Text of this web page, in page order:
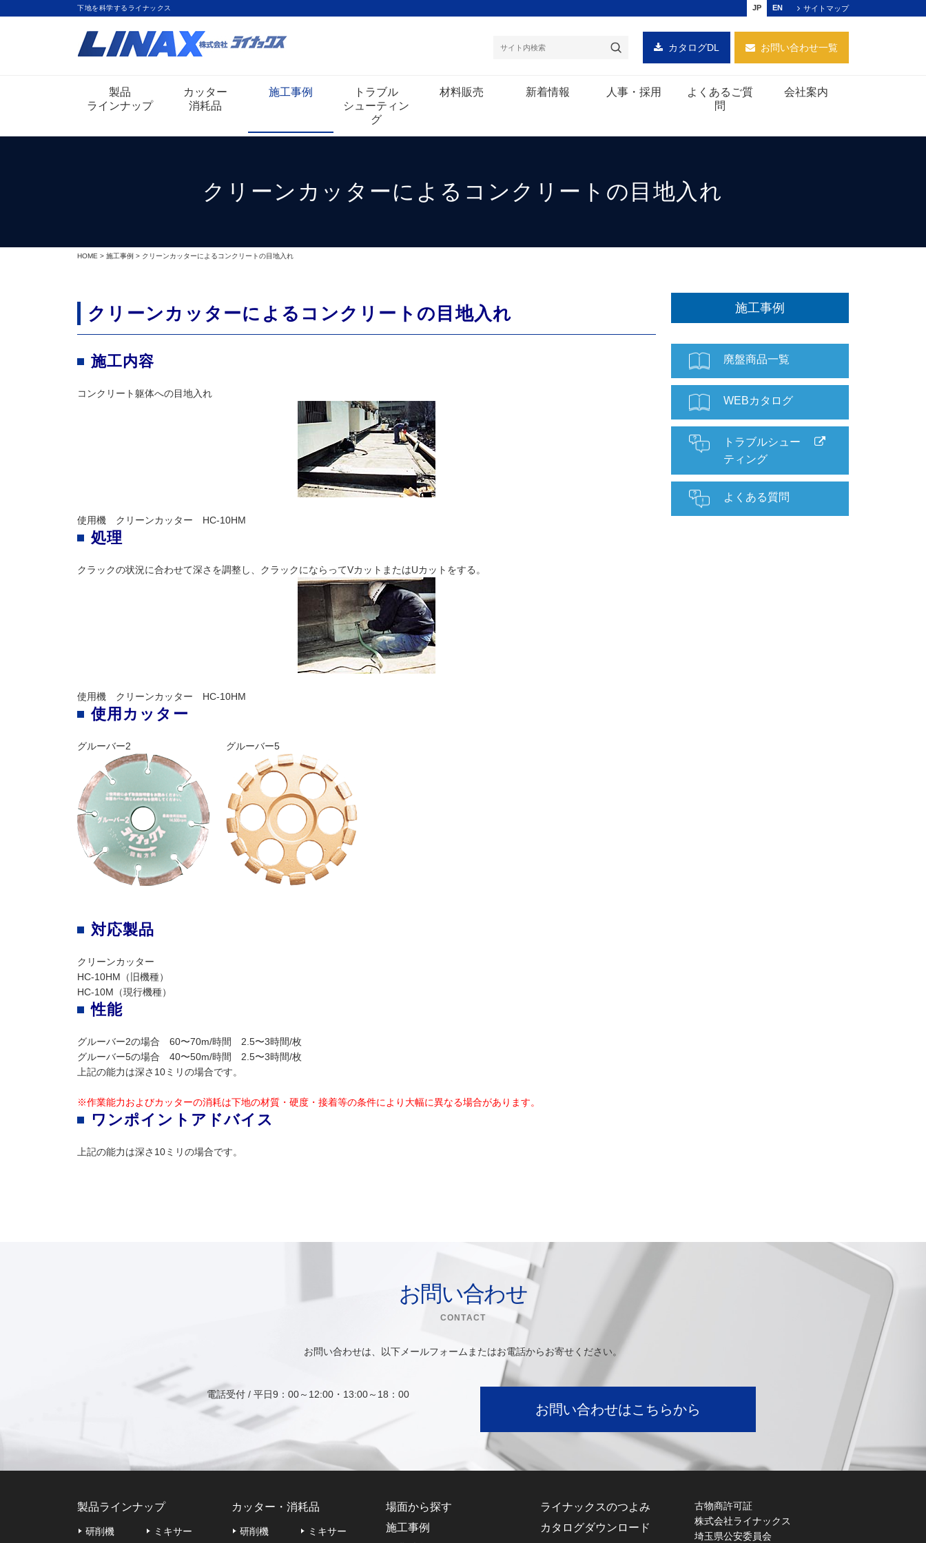
下地を科学するライナックス サイトマップ
JP EN
カタログDL お問い合わせ一覧
製品
ラインナップ
カッター
消耗品
施工事例
トラブル
シューティン
グ
材料販売 新着情報 人事・採用
よくあるご質
問
会社案内
クリーンカッターによるコンクリートの目地入れ
HOME > 施工事例 > クリーンカッターによるコンクリートの目地入れ
クリーンカッターによるコンクリートの目地入れ
施工内容
コンクリート躯体への目地入れ
使用機 クリーンカッター HC-10HM
処理
クラックの状況に合わせて深さを調整し、クラックにならってVカットまたはUカットをする。
使用機 クリーンカッター HC-10HM
使用カッター
グルーバー2 グルーバー5
対応製品
クリーンカッター
HC-10HM（旧機種）
HC-10M（現行機種）
性能
グルーバー2の場合 60〜70m/時間 2.5〜3時間/枚
グルーバー5の場合 40〜50m/時間 2.5〜3時間/枚
上記の能力は深さ10ミリの場合です。
※作業能力およびカッターの消耗は下地の材質・硬度・接着等の条件により大幅に異なる場合があります。
ワンポイントアドバイス
上記の能力は深さ10ミリの場合です。
施工事例
廃盤商品一覧
WEBカタログ
トラブルシュー
ティング
よくある質問
お問い合わせ
CONTACT
お問い合わせは、以下メールフォームまたはお電話からお寄せください。
電話受付 / 平日9：00～12:00・13:00～18：00
お問い合わせはこちらから
製品ラインナップ
研削機 ミキサー
カッター・消耗品
研削機 ミキサー
場面から探す
施工事例
ライナックスのつよみ
カタログダウンロード
古物商許可証
株式会社ライナックス
埼玉県公安委員会